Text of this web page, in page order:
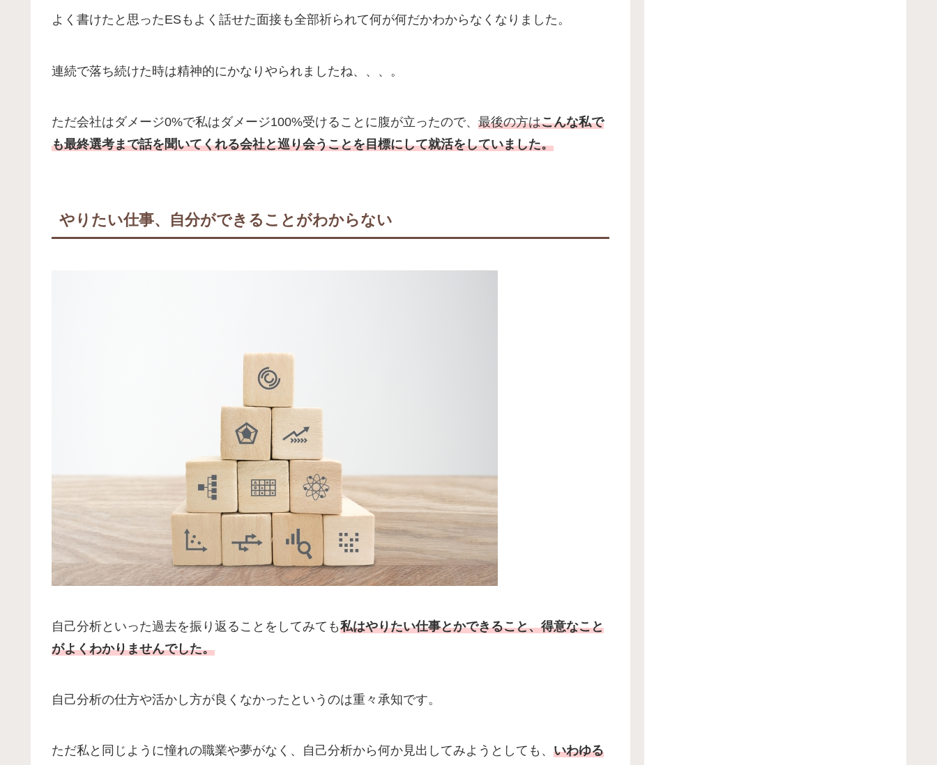
よく書けたと思ったESもよく話せた面接も全部祈られて何が何だかわからなくなりました。
連続で落ち続けた時は精神的にかなりやられましたね、、、。
ただ会社はダメージ0%で私はダメージ100%受けることに腹が立ったので、 最後の方はこんな私で
も最終選考まで話を聞いてくれる会社と巡り会うことを目標にして就活をしていました。
やりたい仕事、自分ができることがわからない
自己分析といった過去を振り返ることをしてみても私はやりたい仕事とかできること、得意なこと
がよくわかりませんでした。
自己分析の仕方や活かし方が良くなかったというのは重々承知です。
ただ私と同じように憧れの職業や夢がなく、自己分析から何か見出してみようとしても、 いわゆる